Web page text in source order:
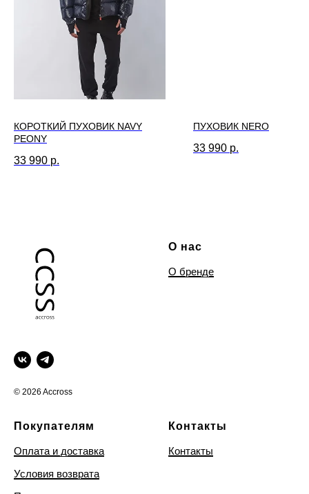
КОРОТКИЙ ПУХОВИК NAVY
PEONY
33 990 р.
ПУХОВИК NERO
33 990 р.
© 2026 Accross
О нас
О бренде
Покупателям
Оплата и доставка
Условия возврата
Контакты
Контакты